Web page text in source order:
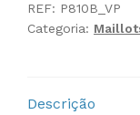
REF: P810B_VP
Categoria:
Descrição